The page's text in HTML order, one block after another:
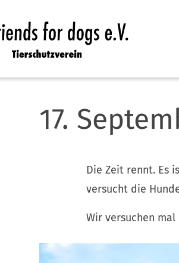
17.
Die Zeit rennt. Es
versucht die
Wir versuchen